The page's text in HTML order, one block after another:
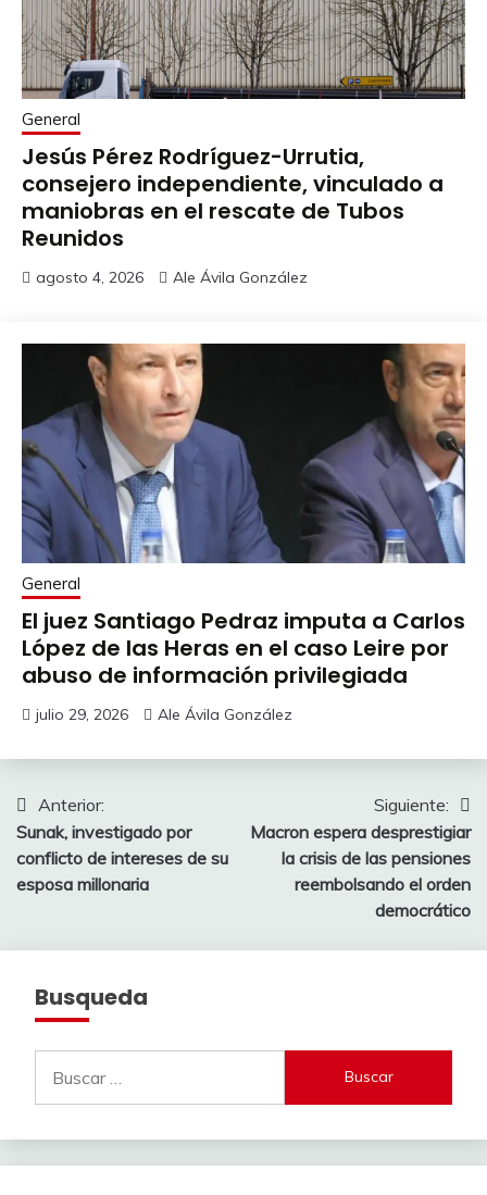
General
Jesús Pérez Rodríguez-Urrutia,
consejero independiente, vinculado a
maniobras en el rescate de Tubos
Reunidos
agosto 4, 2026 Ale Ávila González
General
El juez Santiago Pedraz imputa a Carlos
López de las Heras en el caso Leire por
abuso de información privilegiada
julio 29, 2026 Ale Ávila González
Navegación
de
entradas
Anterior:
Sunak, investigado por
conflicto de intereses de su
esposa millonaria
Siguiente:
Macron espera desprestigiar
la crisis de las pensiones
reembolsando el orden
democrático
Busqueda